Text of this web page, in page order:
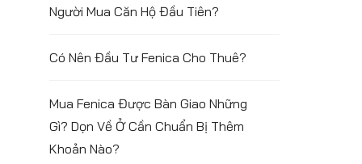
Người Mua Căn Hộ Đầu Tiên?
Có Nên Đầu Tư Fenica Cho Thuê?
Mua Fenica Được Bàn Giao Những
Gì? Dọn Về Ở Cần Chuẩn Bị Thêm
Khoản Nào?